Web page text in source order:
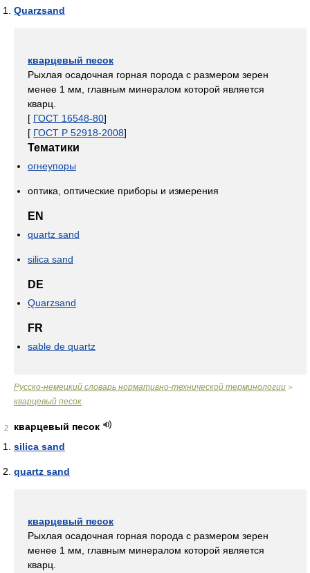
Quarzsand
кварцевый песок
Рыхлая осадочная горная порода с размером зерен
менее 1 мм, главным минералом которой является
кварц.
[ ГОСТ 16548-80]
[ ГОСТ Р 52918-2008]
Тематики
огнеупоры
оптика, оптические приборы и измерения
EN
quartz sand
silica sand
DE
Quarzsand
FR
sable de quartz
Русско-немецкий словарь нормативно-технической терминологии >
кварцевый песок
2
кварцевый песок
silica sand
quartz sand
кварцевый песок
Рыхлая осадочная горная порода с размером зерен
менее 1 мм, главным минералом которой является
кварц.